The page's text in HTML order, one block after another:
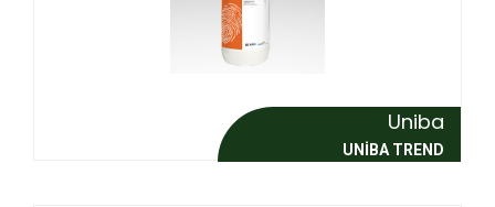
Uniba
UNIBA TREND